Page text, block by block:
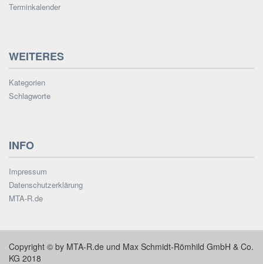
Terminkalender
WEITERES
Kategorien
Schlagworte
INFO
Impressum
Datenschutzerklärung
MTA-R.de
Copyright © by MTA-R.de und Max Schmidt-Römhild GmbH & Co.
KG 2018